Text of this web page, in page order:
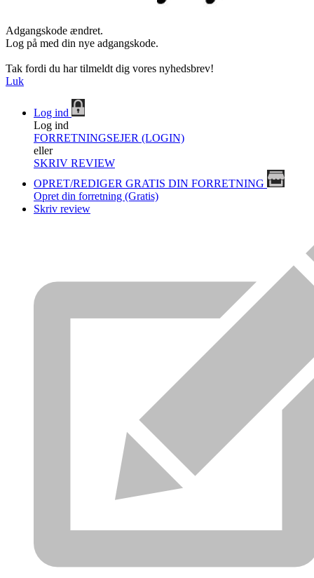
Adgangskode ændret.
Log på med din nye adgangskode.
Tak fordi du har tilmeldt dig vores nyhedsbrev!
Luk
Log ind
Log ind
FORRETNINGSEJER (LOGIN)
eller
SKRIV REVIEW
OPRET/REDIGER GRATIS DIN FORRETNING
Opret din forretning (Gratis)
Skriv review